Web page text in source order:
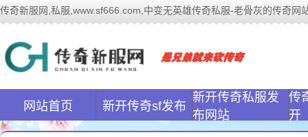
传奇新服网,私服,www.sf666.com,中变无英雄传奇私服-老骨灰的传奇网
网站首页 新开传奇sf发布
新开传奇私服发
布网站
传
开